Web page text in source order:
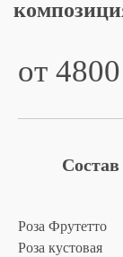
от 4800
Состав
Роза Фрутетто
Роза кустовая